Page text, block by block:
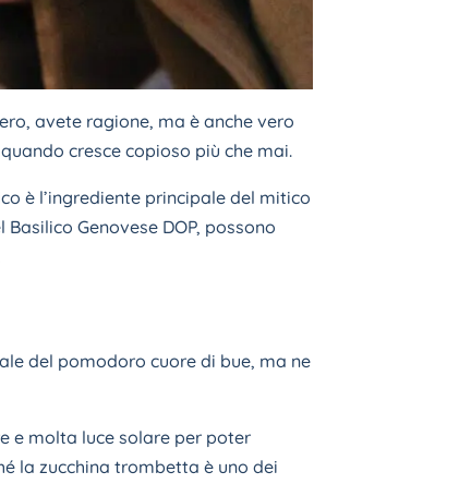
avete ragione, ma è anche vero
cresce copioso più che mai.
è l’ingrediente principale del mitico
Genovese DOP, possono
del pomodoro cuore di bue, ma ne
e molta luce solare per poter
la zucchina trombetta è uno dei